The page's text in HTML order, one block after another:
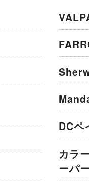
DCペ
カラ
ーパ